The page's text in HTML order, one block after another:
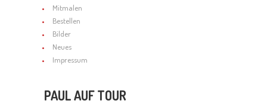
Mitmalen
Bestellen
Bilder
Neues
Impressum
PAUL AUF TOUR